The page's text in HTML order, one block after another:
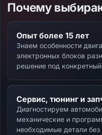
Почему
Опыт более 15 лет
Знаем особенности
электронных блоков
решение под
Сервис, тюнинг и
Диагностируем
механические и
необходимые детали